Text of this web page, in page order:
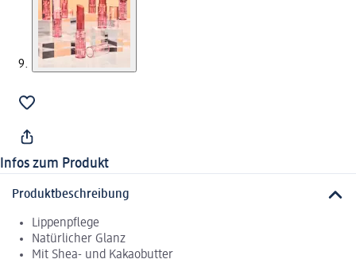
Infos zum Produkt
Produktbeschreibung
Lippenpflege
Natürlicher Glanz
Mit Shea- und Kakaobutter